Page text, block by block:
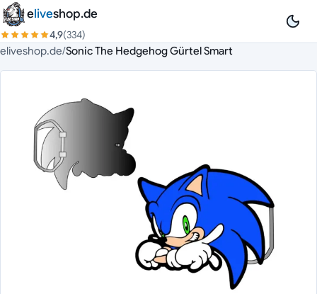
Zum Inhalt springen
eliveshop.de
4,9(334)
eliveshop.de/Sonic The Hedgehog Gürtel Smart